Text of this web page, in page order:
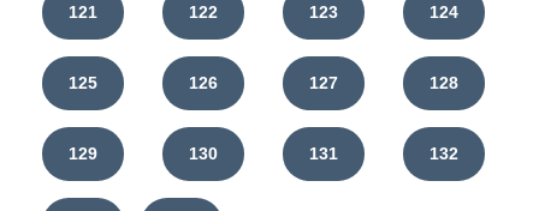
121 122 123 124
125 126 127 128
129 130 131 132